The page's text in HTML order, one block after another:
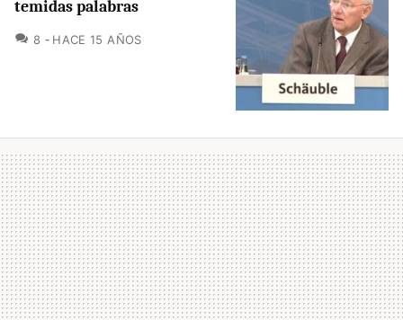
temidas palabras
8 COMENTARIOS
HACE 15 AÑOS